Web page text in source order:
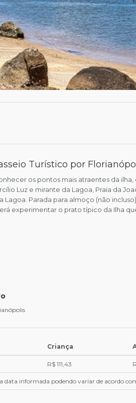
Turístico por
os pontos mais atraentes da
Luz e mirante da Lagoa, Praia da
Lagoa. Parada para almoço (não
experimentar o prato típico da Ilha
Criança
R$ 111,43
data informada podendo variar de acordo